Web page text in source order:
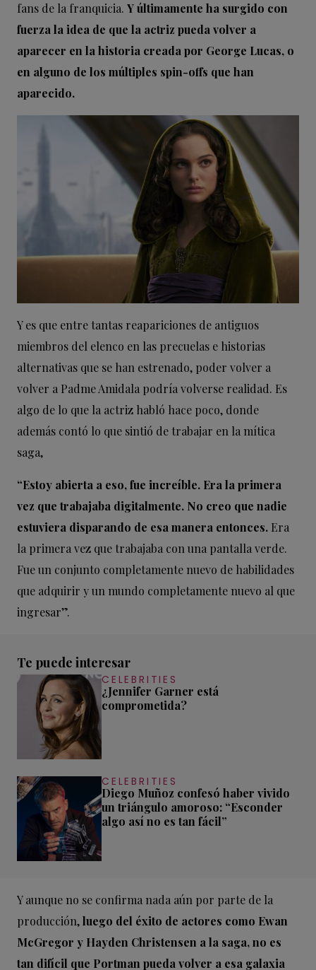
fans de la franquicia. Y últimamente ha surgido con
fuerza la idea de que la actriz pueda volver a
aparecer en la historia creada por George Lucas, o
en alguno de los múltiples spin-offs que han
aparecido.
Y es que entre tantas reapariciones de antiguos
miembros del elenco en las precuelas e historias
alternativas que se han estrenado, poder volver a
volver a Padme Amidala podría volverse realidad. Es
algo de lo que la actriz habló hace poco, donde
además contó lo que sintió de trabajar en la mítica
saga,
“Estoy abierta a eso, fue increíble. Era la primera
vez que trabajaba digitalmente. No creo que nadie
estuviera disparando de esa manera entonces. Era
la primera vez que trabajaba con una pantalla verde.
Fue un conjunto completamente nuevo de habilidades
que adquirir y un mundo completamente nuevo al que
ingresar”.
Te puede interesar
CELEBRITIES
¿Jennifer Garner está
comprometida?
CELEBRITIES
Diego Muñoz confesó haber vivido
un triángulo amoroso: “Esconder
algo así no es tan fácil”
Y aunque no se confirma nada aún por parte de la
producción,luego del éxito de actores como Ewan
McGregor y Hayden Christensen a la saga, no es
tan difícil que Portman pueda volver a esa galaxia